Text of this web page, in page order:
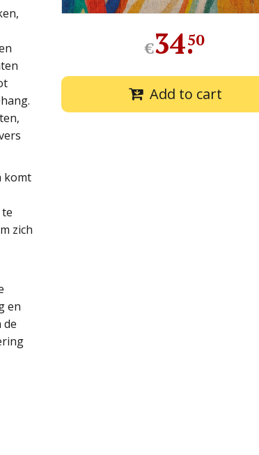
komt
zich
en
de
€34.
50
Add to cart